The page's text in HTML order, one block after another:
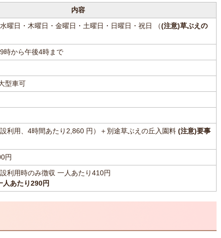
内容
曜日・木曜日・金曜日・土曜日・日曜日・祝日 （(注意)草ぶえの
時から午後4時まで
型車可
利用、4時間あたり2,860 円）＋別途草ぶえの丘入園料 (注意)要事
円
利用時のみ徴収 一人あたり410円
人あたり290円